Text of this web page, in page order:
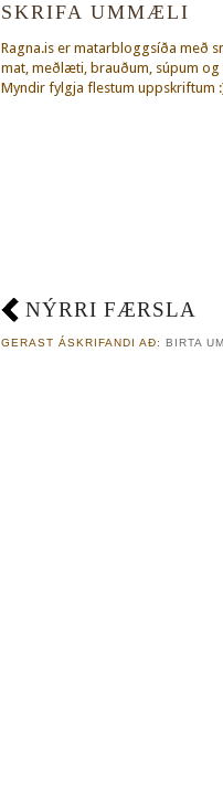
SKRIFA UMMÆLI
Ragna.is er matarbloggsíða með
mat, meðlæti, brauðum, súpum og
Myndir fylgja flestum uppskriftum
NÝRRI FÆRSLA
GERAST ÁSKRIFANDI AÐ: BIRTA